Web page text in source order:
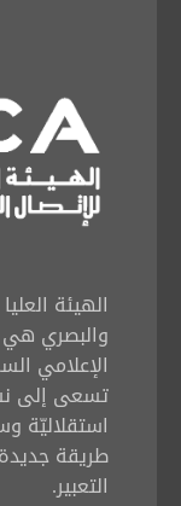
الهيئة
والبصري
الإعلامي
تسعى إلى
استقلاليّة
طريقة
التعبير.